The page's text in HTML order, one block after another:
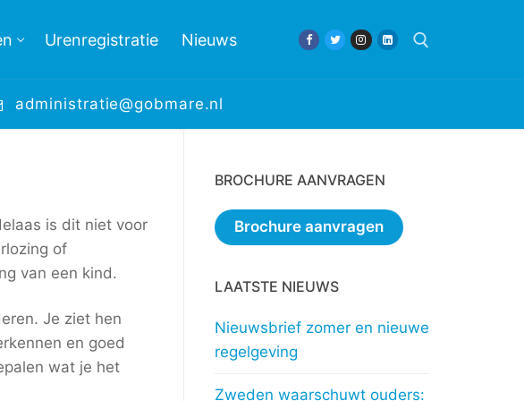
Urenregistratie Nieuws
Zoeken naar:
administratie@gobmare.nl
is dit niet voor
of
van een kind.
Je ziet hen
en goed
wat je het
BROCHURE AANVRAGEN
Brochure aanvragen
LAATSTE NIEUWS
Nieuwsbrief zomer en nieuwe
regelgeving
Zweden waarschuwt ouders: